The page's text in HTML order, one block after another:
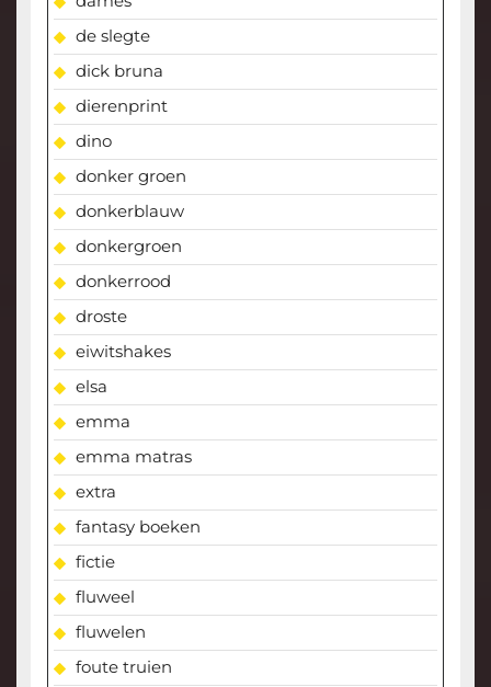
de slegte
dick bruna
dierenprint
dino
donker groen
donkerblauw
donkergroen
donkerrood
droste
eiwitshakes
elsa
emma
emma matras
extra
fantasy boeken
fictie
fluweel
fluwelen
foute truien